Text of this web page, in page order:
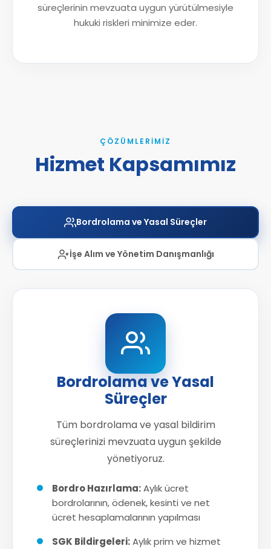
süreçlerinin mevzuata uygun yürütülmesiyle
hukuki riskleri minimize eder.
ÇÖZÜMLERIMIZ
Hizmet Kapsamımız
Bordrolama ve Yasal Süreçler
İşe Alım ve Yönetim Danışmanlığı
Bordrolama ve Yasal
Süreçler
Tüm bordrolama ve yasal bildirim
süreçlerinizi mevzuata uygun şekilde
yönetiyoruz.
Bordro Hazırlama:Aylık ücret
bordrolarının, ödenek, kesinti ve net
ücret hesaplamalarının yapılması
SGK Bildirgeleri:Aylık prim ve hizmet